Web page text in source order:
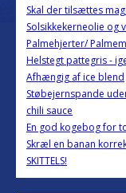
Skal der tilsættes
Solsikkekerneolie og
Palmehjerter/
Helstegt pattegris -
Afhængig af ice blend
Støbejernspande
chili sauce
En god kogebog for
Skræl en banan
SKITTELS!